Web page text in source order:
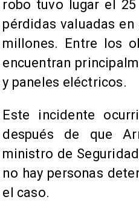
robo tuvo lugar el
pérdidas valuadas
millones. Entre los
encuentran
y paneles eléctricos.
Este incidente
después de que
ministro de
no hay personas
el caso.